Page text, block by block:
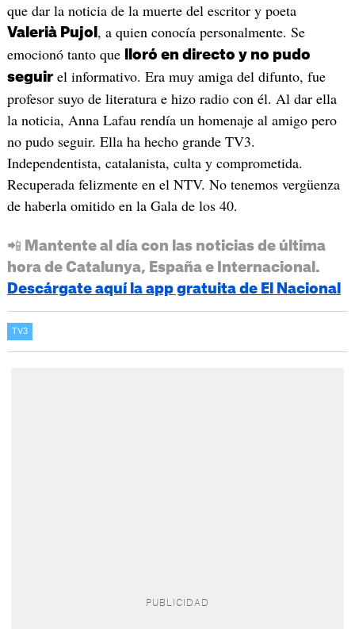
que dar la noticia de la muerte del escritor y poeta
Valerià Pujol , a quien conocía personalmente. Se
emocionó tanto que
lloró en directo y no pudo
seguirel informativo. Era muy amiga del difunto, fue
profesor suyo de literatura e hizo radio con él. Al dar ella
la noticia, Anna Lafau rendía un homenaje al amigo pero
no pudo seguir. Ella ha hecho grande TV3.
Independentista, catalanista, culta y comprometida.
Recuperada felizmente en el NTV. No tenemos vergüenza
de haberla omitido en la Gala de los 40.
📲 Mantente al día con las noticias de última
hora de Catalunya, España e Internacional.
Descárgate aquí la app gratuita de El Nacional
TV3